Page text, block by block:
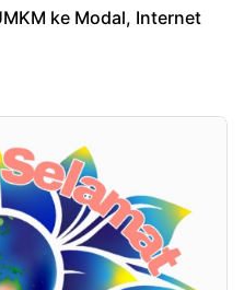
ke Modal, Internet